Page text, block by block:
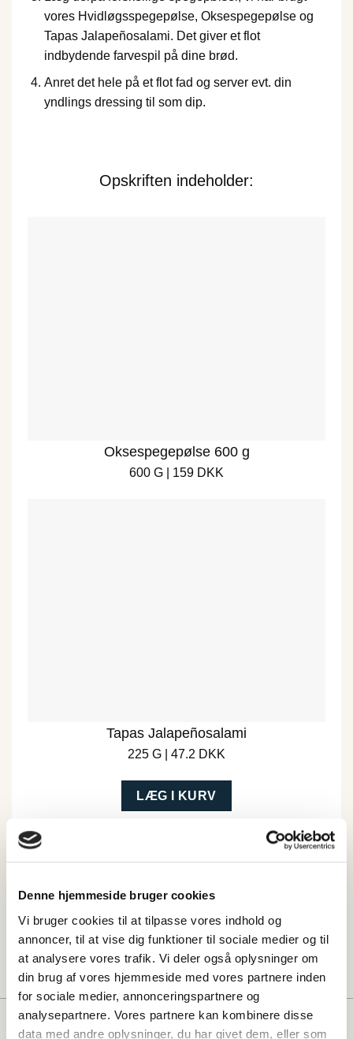
Denne hjemmeside bruger cookies
Vi bruger cookies til at tilpasse vores indhold og
annoncer, til at vise dig funktioner til sociale medier og til
at analysere vores trafik. Vi deler også oplysninger om
din brug af vores hjemmeside med vores partnere inden
for sociale medier, annonceringspartnere og
analysepartnere. Vores partnere kan kombinere disse
data med andre oplysninger, du har givet dem, eller som
vores Hvidløgsspegepølse, Oksespegepølse og
Tapas Jalapeñosalami. Det giver et flot
indbydende farvespil på dine brød.
Anret det hele på et flot fad og server evt. din
yndlings dressing til som dip.
Opskriften indeholder:
Oksespegepølse 600 g
600 G | 159 DKK
Tapas Jalapeñosalami
225 G | 47.2 DKK
LÆG I KURV
Del denne opskrift